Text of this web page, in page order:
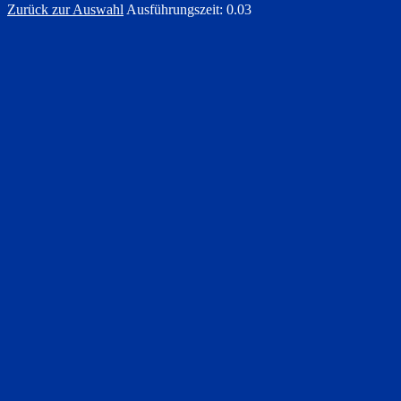
Zurück zur Auswahl Ausführungszeit: 0.03